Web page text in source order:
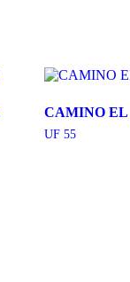
CAMINO EL
UF55